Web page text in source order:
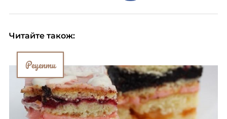
Читайте також:
Рецепти